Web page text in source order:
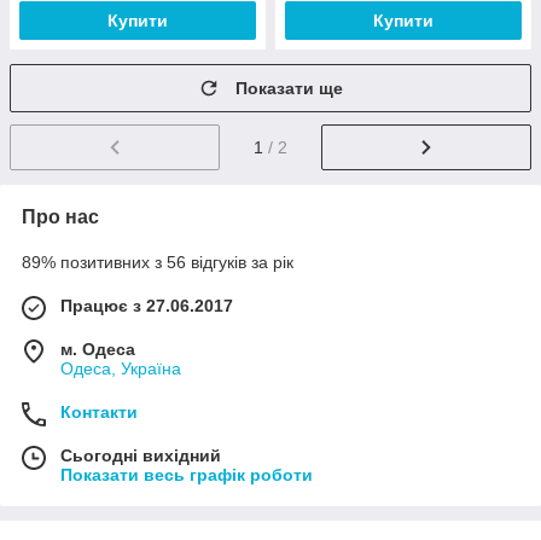
Купити Купити
Показати ще
1 / 2
Про нас
89% позитивних з 56 відгуків за рік
Працює з 27.06.2017
м. Одеса
Одеса, Україна
Контакти
Сьогодні вихідний
Показати весь графік роботи